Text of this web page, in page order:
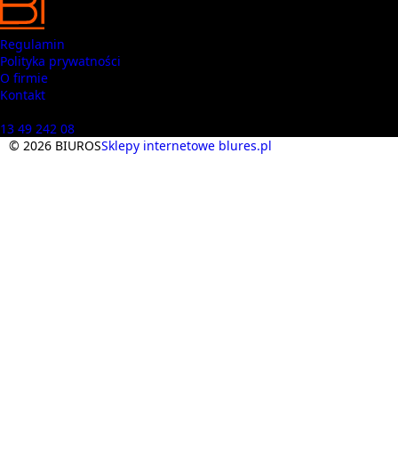
Regulamin
Polityka prywatności
O firmie
Kontakt
13 49 242 08
© 2026 BIUROSSklepy internetowe blures.pl